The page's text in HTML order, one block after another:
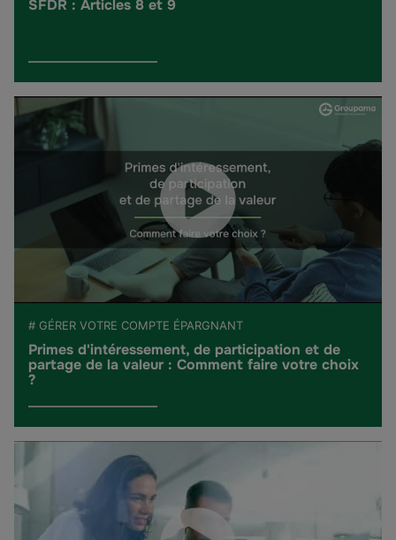
SFDR : Articles 8 et 9
# GÉRER VOTRE COMPTE ÉPARGNANT
Primes d'intéressement, de participation et de
partage de la valeur : Comment faire votre choix
?